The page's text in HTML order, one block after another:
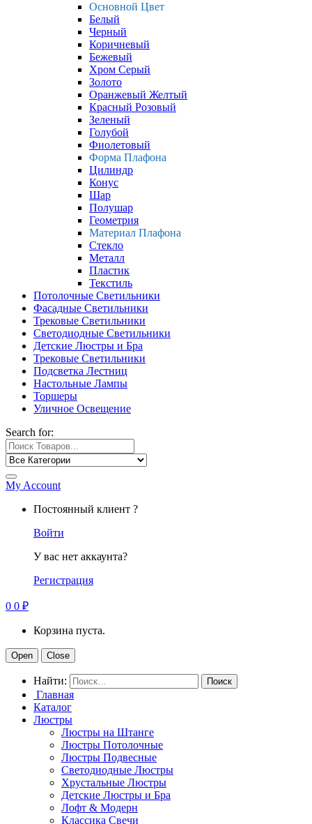
Основной Цвет
Белый
Черный
Коричневый
Бежевый
Хром Серый
Золото
Оранжевый Желтый
Красный Розовый
Зеленый
Голубой
Фиолетовый
Форма Плафона
Цилиндр
Конус
Шар
Полушар
Геометрия
Материал Плафона
Стекло
Металл
Пластик
Текстиль
Потолочные Светильники
Фасадные Светильники
Трековые Светильники
Светодиодные Светильники
Детские Люстры и Бра
Трековые Светильники
Подсветка Лестниц
Настольные Лампы
Торшеры
Уличное Освещение
Search for:
My Account
Постоянный клиент ?
Войти
У вас нет аккаунта?
Регистрация
0 0 ₽
Корзина пуста.
Open Close
Найти:
Главная
Каталог
Люстры
Люстры на Штанге
Люстры Потолочные
Люстры Подвесные
Светодиодные Люстры
Хрустальные Люстры
Детские Люстры и Бра
Лофт & Модерн
Классика Свечи